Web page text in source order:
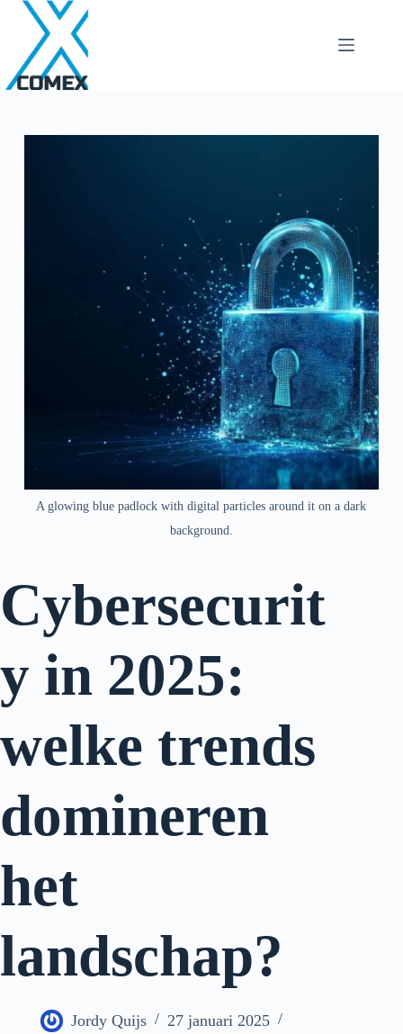
A glowing blue padlock with digital particles around it on a dark
background.
Cybersecurit
y in 2025:
welke trends
domineren
het
landschap?
Jordy Quijs
27 januari 2025